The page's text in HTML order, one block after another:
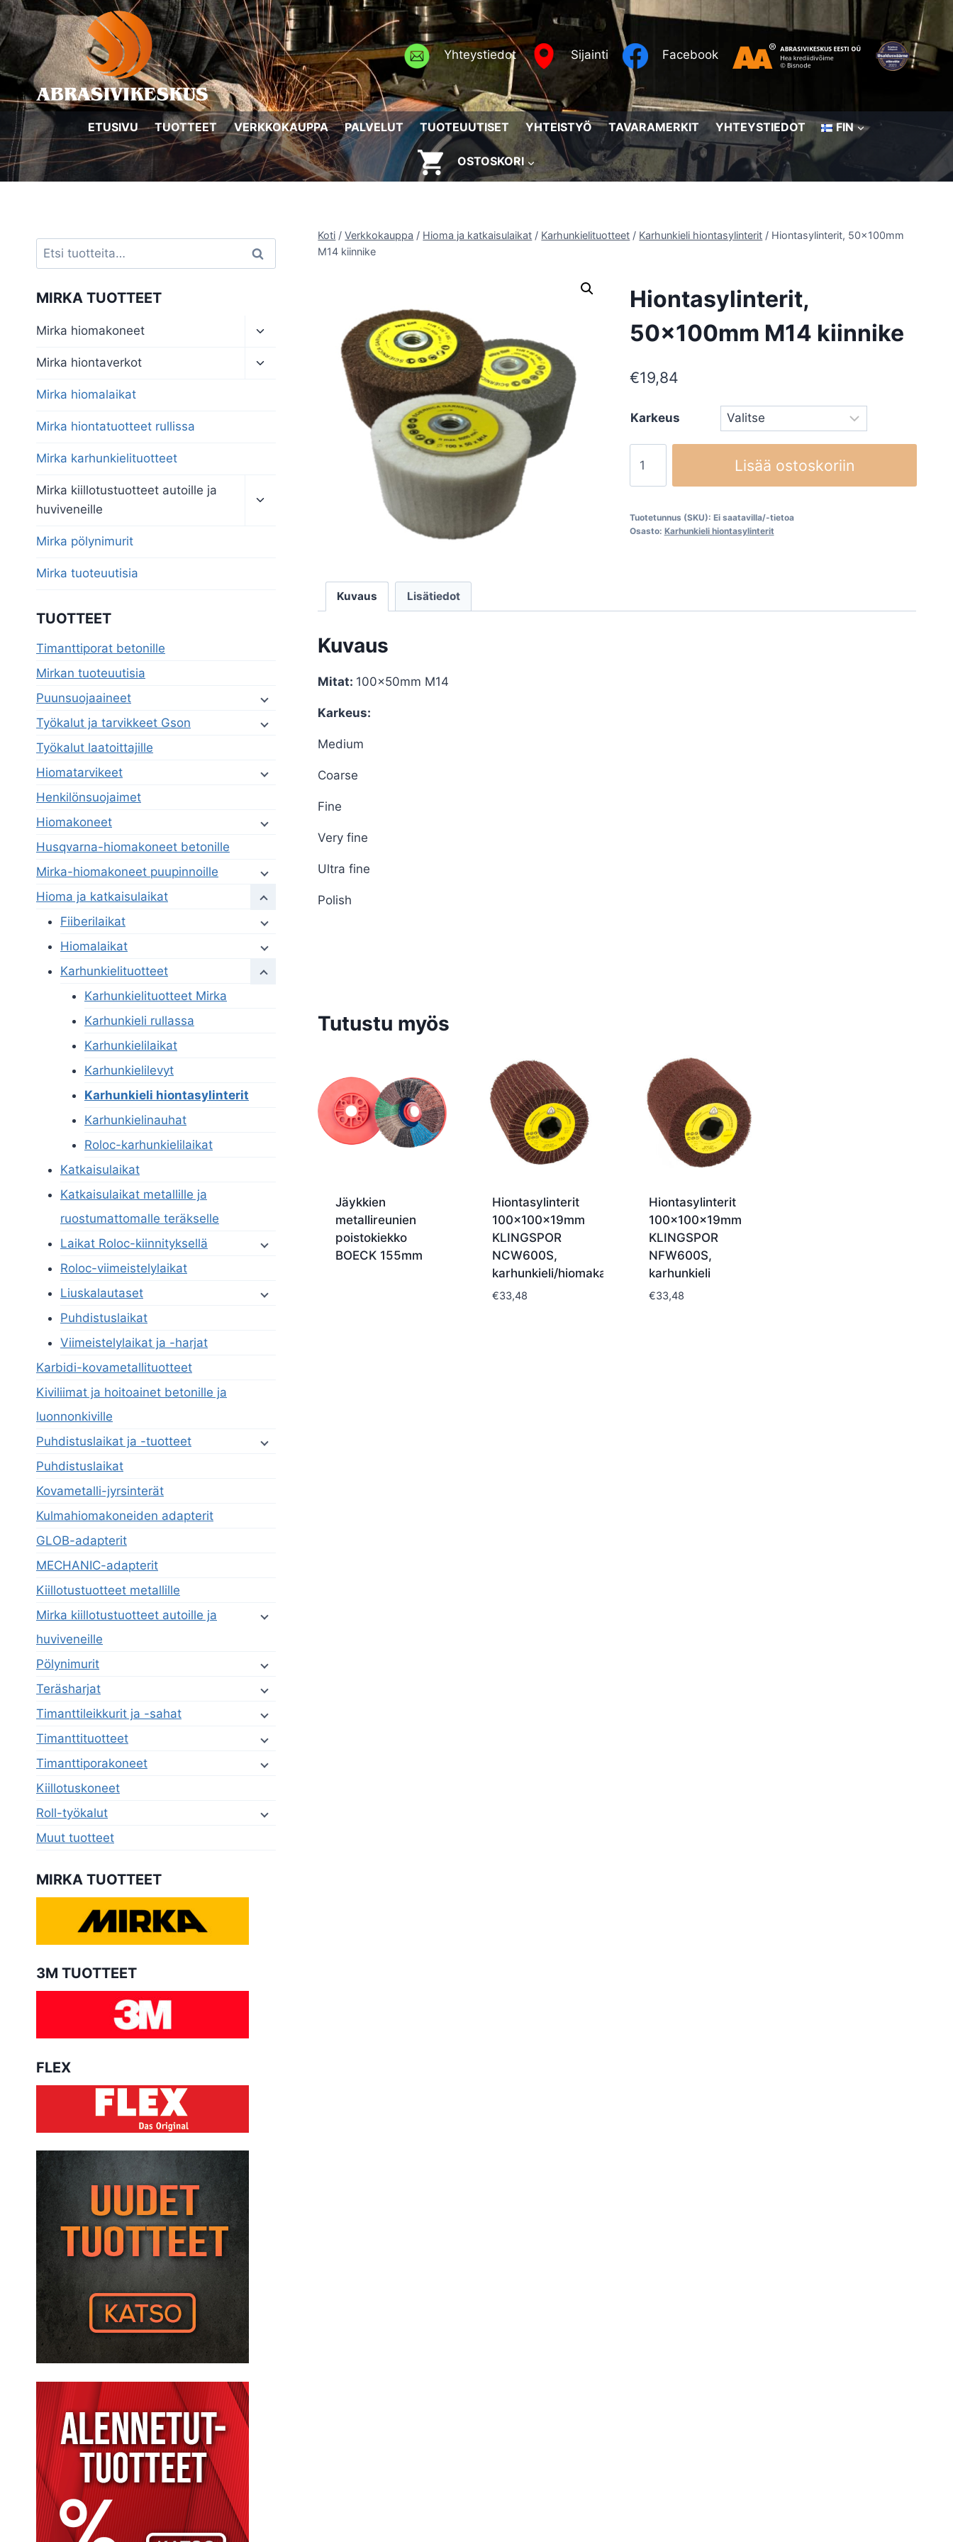
Siirry
sisältöön
Yhteystiedot
Sijainti Facebook
ETUSIVU TUOTTEET VERKKOKAUPPA PALVELUT TUOTEUUTISET YHTEISTYÖ TAVARAMERKIT YHTEYSTIEDOT FIN
OSTOSKORI
Koti / Verkkokauppa / Hioma ja katkaisulaikat / Karhunkielituotteet / Karhunkieli hiontasylinterit / Hiontasylinterit, 50x100mm
M14 kiinnike
Hiontasylinterit,
50x100mm M14 kiinnike
€19,84
Karkeus
50x100mm
M14
määrä
Lisää ostoskoriin
Tuotetunnus (SKU): Ei saatavilla/-tietoa
Osasto: Karhunkieli hiontasylinterit
Kuvaus Lisätiedot
Kuvaus
Mitat: 100x50mm M14
Karkeus:
Medium
Coarse
Fine
Very fine
Ultra fine
Polish
Tutustu myös
Jäykkien
metallireunien
poistokiekko
BOECK 155mm
Hiontasylinterit
100x100x19mm
KLINGSPOR
NCW600S,
karhunkieli/hiomakangas
€33,48
Hiontasylinterit
100x100x19mm
KLINGSPOR
NFW600S,
karhunkieli
€33,48
Etsi: Haku
MIRKA TUOTTEET
Mirka hiomakoneet
Toggle
menu
Mirka hiontaverkot
Toggle
Mirka hiomalaikat
Mirka hiontatuotteet rullissa
Mirka karhunkielituotteet
Mirka kiillotustuotteet autoille ja
huviveneille
child
Mirka pölynimurit
Mirka tuoteuutisia
TUOTTEET
Timanttiporat betonille
Mirkan tuoteuutisia
Puunsuojaaineet
Työkalut ja tarvikkeet Gson
Työkalut laatoittajille
Hiomatarvikeet
Henkilönsuojaimet
Hiomakoneet
Husqvarna-hiomakoneet betonille
Mirka-hiomakoneet puupinnoille
Hioma ja katkaisulaikat
Fiiberilaikat
Hiomalaikat
Karhunkielituotteet
Karhunkielituotteet Mirka
Karhunkieli rullassa
Karhunkielilaikat
Karhunkielilevyt
Karhunkieli hiontasylinterit
Karhunkielinauhat
Roloc-karhunkielilaikat
Katkaisulaikat
Katkaisulaikat metallille ja
ruostumattomalle teräkselle
Laikat Roloc-kiinnityksellä
Roloc-viimeistelylaikat
Liuskalautaset
Puhdistuslaikat
Viimeistelylaikat ja -harjat
Karbidi-kovametallituotteet
Kiviliimat ja hoitoainet betonille ja
luonnonkiville
Puhdistuslaikat ja -tuotteet
Puhdistuslaikat
Kovametalli-jyrsinterät
Kulmahiomakoneiden adapterit
GLOB-adapterit
MECHANIC-adapterit
Kiillotustuotteet metallille
Mirka kiillotustuotteet autoille ja
huviveneille
Pölynimurit
Teräsharjat
Timanttileikkurit ja -sahat
Timanttituotteet
Timanttiporakoneet
Kiillotuskoneet
Roll-työkalut
Muut tuotteet
MIRKA TUOTTEET
3M TUOTTEET
FLEX